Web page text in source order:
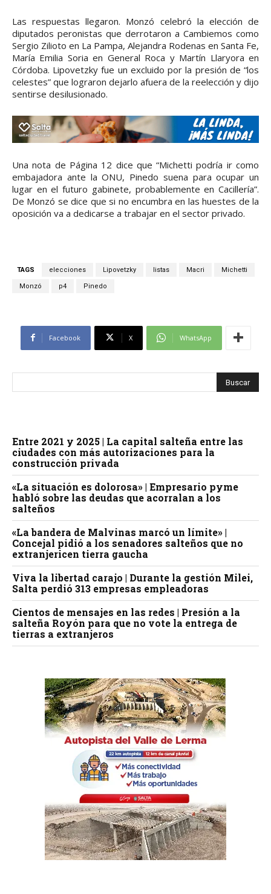
Las respuestas llegaron. Monzó celebró la elección de
diputados peronistas que derrotaron a Cambiemos como
Sergio Zilioto en La Pampa, Alejandra Rodenas en Santa Fe,
María Emilia Soria en General Roca y Martín Llaryora en
Córdoba. Lipovetzky fue un excluido por la presión de “los
celestes” que lograron dejarlo afuera de la reelección y dijo
sentirse desilusionado.
Una nota de Página 12 dice que “Michetti podría ir como
embajadora ante la ONU, Pinedo suena para ocupar un
lugar en el futuro gabinete, probablemente en Cacillería”.
De Monzó se dice que si no encumbra en las huestes de la
oposición va a dedicarse a trabajar en el sector privado.
TAGS elecciones Lipovetzky listas Macri Michetti
Monzó p4 Pinedo
Facebook X WhatsApp
Entre 2021 y 2025 | La capital salteña entre las
ciudades con más autorizaciones para la
construcción privada
«La situación es dolorosa» | Empresario pyme
habló sobre las deudas que acorralan a los
salteños
«La bandera de Malvinas marcó un límite» |
Concejal pidió a los senadores salteños que no
extranjericen tierra gaucha
Viva la libertad carajo | Durante la gestión Milei,
Salta perdió 313 empresas empleadoras
Cientos de mensajes en las redes | Presión a la
salteña Royón para que no vote la entrega de
tierras a extranjeros